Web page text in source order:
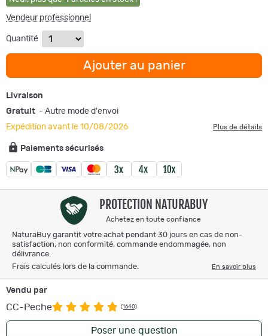
Vendeur professionnel
Quantité
Ajouter au panier
Livraison
Gratuit - Autre mode d'envoi
Expédition avant le 10/08/2026
Plus de détails
Paiements sécurisés
PROTECTION NATURABUY
Achetez en toute confiance
NaturaBuy garantit votre achat pendant 30 jours en cas de non-
satisfaction, non conformité, commande endommagée, non
délivrance.
Frais calculés lors de la commande.
En savoir plus
Vendu par
CC-Peche (1640)
Poser une question